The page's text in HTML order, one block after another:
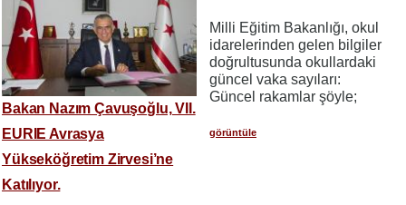
Bakan Nazım Çavuşoğlu, VII.
EURIE Avrasya
Yükseköğretim Zirvesi’ne
Katılıyor.
Milli Eğitim Bakanlığı, okul
idarelerinden gelen bilgiler
doğrultusunda okullardaki
güncel vaka sayıları:
Güncel rakamlar şöyle;
görüntüle